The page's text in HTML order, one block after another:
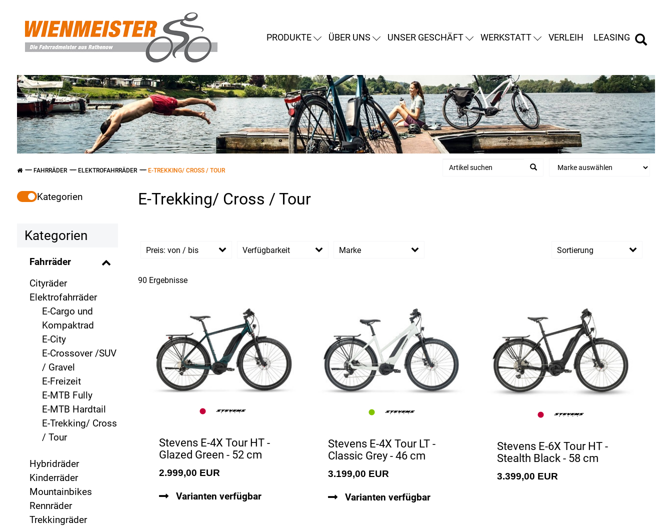
PRODUKTE ÜBER UNS UNSER GESCHÄFT WERKSTATT VERLEIH LEASING
FAHRRÄDER ELEKTROFAHRRÄDER E-TREKKING/ CROSS / TOUR
Kategorien E-Trekking/ Cross / Tour
Kategorien
Fahrräder
Cityräder
Elektrofahrräder
E-Cargo und
Kompaktrad
E-City
E-Crossover /SUV
/ Gravel
E-Freizeit
E-MTB Fully
E-MTB Hardtail
E-Trekking/ Cross
/ Tour
Hybridräder
Kinderräder
Mountainbikes
Rennräder
Trekkingräder
Sortierung
Preis: von / bis Verfügbarkeit Marke
Victoria
90 Ergebnisse
Stevens E-4X Tour HT -
Glazed Green - 52 cm
2.999,00 EUR
Varianten verfügbar
Stevens E-4X Tour LT -
Classic Grey - 46 cm
3.199,00 EUR
Varianten verfügbar
Stevens E-6X Tour HT -
Stealth Black - 58 cm
3.399,00 EUR